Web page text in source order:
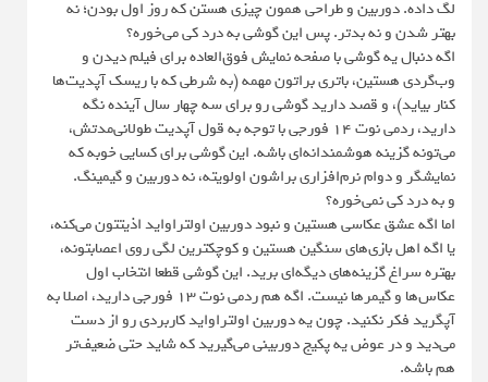
لگ داده. دوربین و طراحی همون چیزی هستن که روز اول بودن؛ نه
بهتر شدن و نه بدتر. پس این گوشی به درد کی می‌خوره؟
اگه دنبال یه گوشی با صفحه نمایش فوق‌العاده برای فیلم دیدن و
وب‌گردی هستین، باتری براتون مهمه (به شرطی که با ریسک آپدیت‌ها
کنار بیاید)، و قصد دارید گوشی رو برای سه چهار سال آینده نگه
دارید، ردمی نوت ۱۴ فورجی با توجه به قول آپدیت طولانی‌مدتش،
می‌تونه گزینه هوشمندانه‌ای باشه. این گوشی برای کسایی خوبه که
نمایشگر و دوام نرم‌افزاری براشون اولویته، نه دوربین و گیمینگ.
و به درد کی نمی‌خوره؟
اما اگه عشق عکاسی هستین و نبود دوربین اولتراواید اذیتتون می‌کنه،
یا اگه اهل بازی‌های سنگین هستین و کوچکترین لگی روی اعصابتونه،
بهتره سراغ گزینه‌های دیگه‌ای برید. این گوشی قطعا انتخاب اول
عکاس‌ها و گیمرها نیست. اگه هم ردمی نوت ۱۳ فورجی دارید، اصلا به
آپگرید فکر نکنید. چون یه دوربین اولتراواید کاربردی رو از دست
می‌دید و در عوض یه پکیج دوربینی می‌گیرید که شاید حتی ضعیف‌تر
هم باشه.